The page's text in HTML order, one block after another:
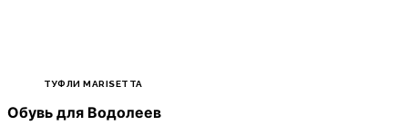
ТУФЛИ MARISETTA
Обувь для Водолеев